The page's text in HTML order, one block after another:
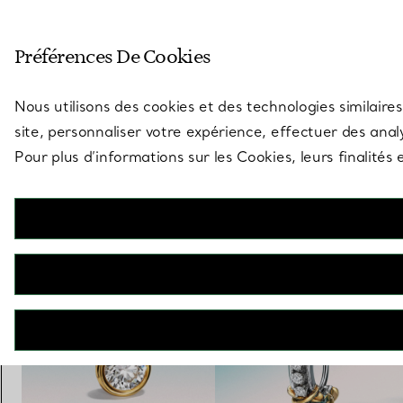
Préférences De Cookies
Nous utilisons des cookies et des technologies
site, personnaliser votre expérience, effectuer des
Pour plus d’informations sur les Cookies, leurs